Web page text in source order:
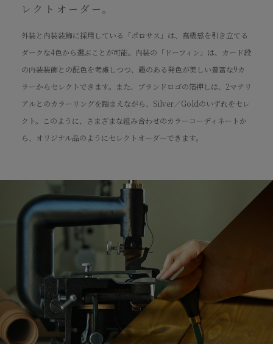
レクトオーダー。
外装と内装装飾に採用している「ポロサス」は、高級感を引き立てる
ダークな4色から選ぶことが可能。内装の「ドーフィン」は、カード段
の内装装飾との配色を考慮しつつ、趣のある発色が美しい豊富な9カ
ラーからセレクトできます。また、ブランドロゴの箔押しは、2マテリ
アルとのカラーリングを踏まえながら、Silver／Goldのいずれをセレ
クト。このように、さまざまな組み合わせのカラーコーディネートか
ら、オリジナル品のようにセレクトオーダーできます。